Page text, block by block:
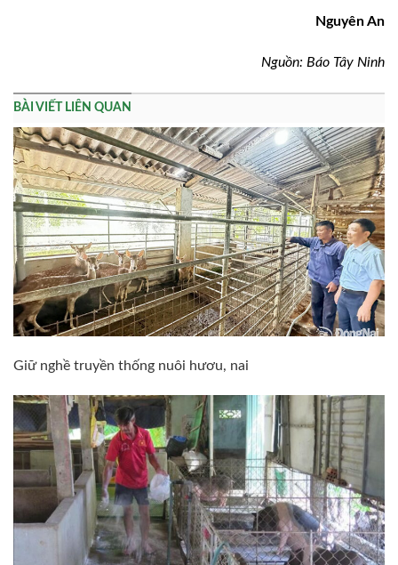
Nguyên An
Nguồn: Báo Tây Ninh
BÀI VIẾT LIÊN QUAN
Giữ nghề truyền thống nuôi hươu, nai